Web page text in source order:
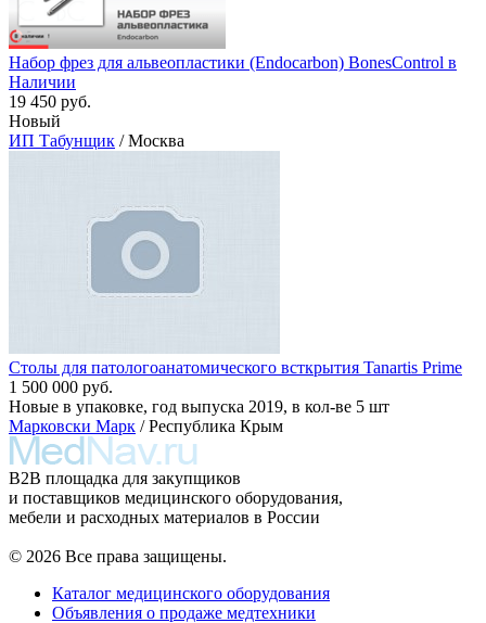
Набор фрез для альвеопластики (Endocarbon) BonesControl в
Наличии
19 450 руб.
Новый
ИП Табунщик / Москва
Столы для патологоанатомического всткрытия Tanartis Prime
1 500 000 руб.
Новые в упаковке, год выпуска 2019, в кол-ве 5 шт
Марковски Марк / Республика Крым
B2B площадка для закупщиков
и поставщиков медицинского оборудования,
мебели и расходных материалов в России
© 2026 Все права защищены.
Каталог медицинского оборудования
Объявления о продаже медтехники